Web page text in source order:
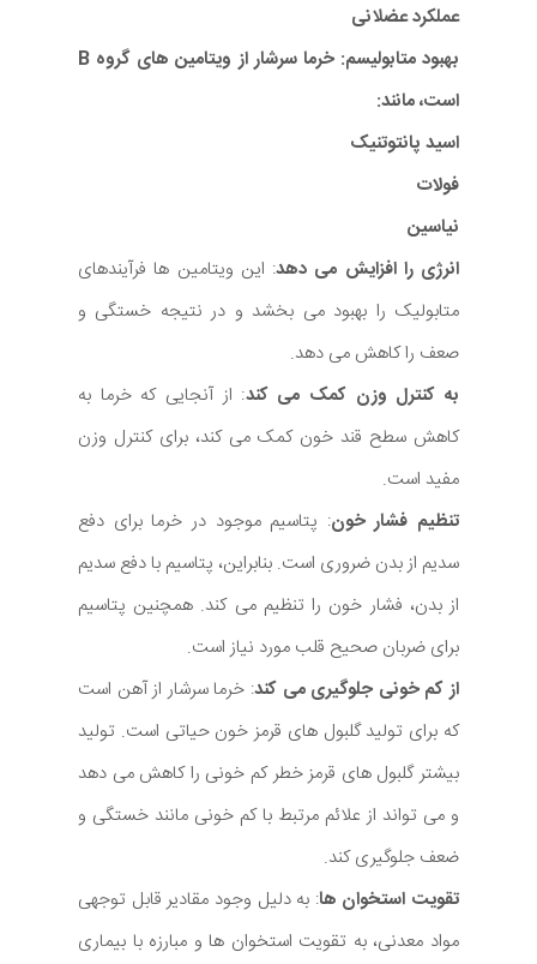
عملکرد عضلانی
بهبود متابولیسم: خرما سرشار از ویتامین های گروه B
است، مانند:
اسید پانتوتنیک
فولات
نیاسین
انرژی را افزایش می دهد: این ویتامین ها فرآیندهای
متابولیک را بهبود می بخشد و در نتیجه خستگی و
صعف را کاهش می دهد.
به کنترل وزن کمک می کند: از آنجایی که خرما به
کاهش سطح قند خون کمک می کند، برای کنترل وزن
مفید است.
تنظیم فشار خون: پتاسیم موجود در خرما برای دفع
سدیم از بدن ضروری است. بنابراین، پتاسیم با دفع سدیم
از بدن، فشار خون را تنظیم می کند. همچنین پتاسیم
برای ضربان صحیح قلب مورد نیاز است.
از کم خونی جلوگیری می کند: خرما سرشار از آهن است
که برای تولید گلبول های قرمز خون حیاتی است. تولید
بیشتر گلبول های قرمز خطر کم خونی را کاهش می دهد
و می تواند از علائم مرتبط با کم خونی مانند خستگی و
ضعف جلوگیری کند.
تقویت استخوان ها: به دلیل وجود مقادیر قابل توجهی
مواد معدنی، به تقویت استخوان ها و مبارزه با بیماری